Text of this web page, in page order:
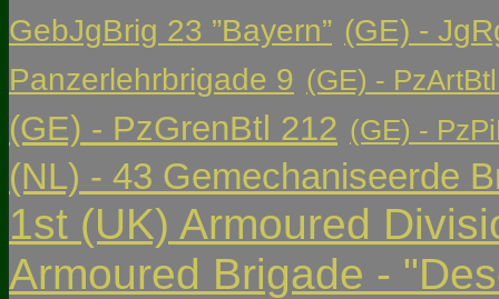
GebJgBrig 23 ”Bayern” (GE) -
Panzerlehrbrigade 9 (GE) -
(GE) - PzGrenBtl 212 (GE) -
(NL) - 43 Gemechaniseerde
1st (UK) Armoured
Armoured Brigade -